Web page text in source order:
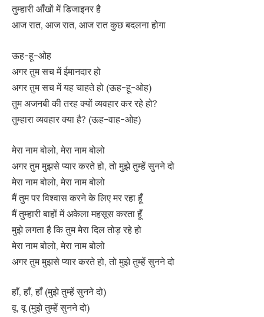
तुम्हारी आँखों में डिजाइनर है
आज रात, आज रात, आज रात कुछ बदलना होगा
ऊह-हू-ओह
अगर तुम सच में ईमानदार हो
अगर तुम सच में यह चाहते हो (ऊह-हू-ओह)
तुम अजनबी की तरह क्यों व्यवहार कर रहे हो?
तुम्हारा व्यवहार क्या है? (ऊह-वाह-ओह)
मेरा नाम बोलो, मेरा नाम बोलो
अगर तुम मुझसे प्यार करते हो, तो मुझे तुम्हें सुनने दो
मेरा नाम बोलो, मेरा नाम बोलो
मैं तुम पर विश्वास करने के लिए मर रहा हूँ
मैं तुम्हारी बाहों में अकेला महसूस करता हूँ
मुझे लगता है कि तुम मेरा दिल तोड़ रहे हो
मेरा नाम बोलो, मेरा नाम बोलो
अगर तुम मुझसे प्यार करते हो, तो मुझे तुम्हें सुनने दो
हाँ, हाँ, हाँ (मुझे तुम्हें सुनने दो)
वू, वू (मुझे तुम्हें सुनने दो)